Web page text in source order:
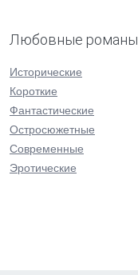
Любовные романы
Исторические
Короткие
Фантастические
Остросюжетные
Современные
Эротические